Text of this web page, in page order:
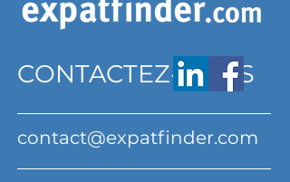
CONTACTEZ-NOUS
contact@expatfinder.com